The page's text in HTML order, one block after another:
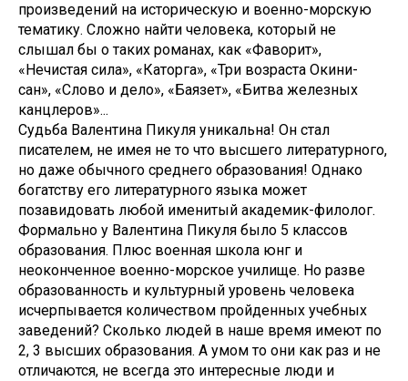
произведений на историческую и военно-морскую
тематику. Сложно найти человека, который не
слышал бы о таких романах, как «Фаворит»,
«Нечистая сила», «Каторга», «Три возраста Окини-
сан», «Слово и дело», «Баязет», «Битва железных
канцлеров»...
Судьба Валентина Пикуля уникальна! Он стал
писателем, не имея не то что высшего литературного,
но даже обычного среднего образования! Однако
богатству его литературного языка может
позавидовать любой именитый академик-филолог.
Формально у Валентина Пикуля было 5 классов
образования. Плюс военная школа юнг и
неоконченное военно-морское училище. Но разве
образованность и культурный уровень человека
исчерпывается количеством пройденных учебных
заведений? Сколько людей в наше время имеют по
2, 3 высших образования. А умом то они как раз и не
отличаются, не всегда это интересные люди и